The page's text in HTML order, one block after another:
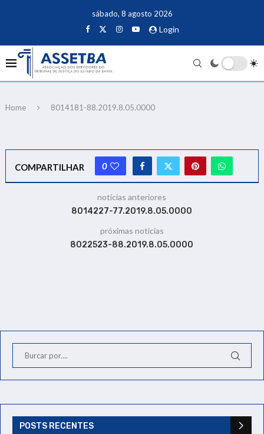
sábado, 8 agosto 2026
Login
Home 8014181-88.2019.8.05.0000
COMPARTILHAR 0
notícias anteriores
8014227-77.2019.8.05.0000
próximas notícias
8022523-88.2019.8.05.0000
POSTS RECENTES